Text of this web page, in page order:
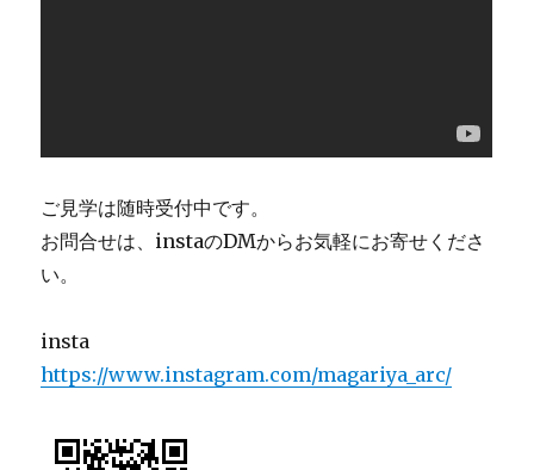
ご見学は随時受付中です。
お問合せは、instaのDMからお気軽にお寄せくださ
い。
insta
https://www.instagram.com/magariya_arc/